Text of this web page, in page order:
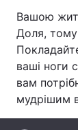
Зброя
Здоров'я
Цікавинки
Вашою
Доля, тому
ваші ноги
вам
мудрішим